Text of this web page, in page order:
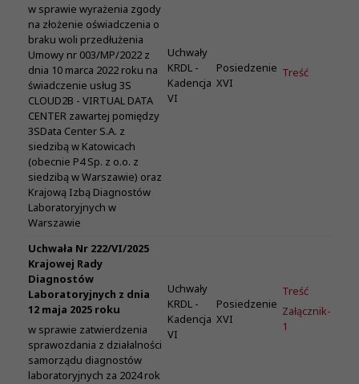
w sprawie wyrażenia zgody
na złożenie oświadczenia o
braku woli przedłużenia
Umowy nr 003/MP/2022 z
dnia 10 marca 2022 roku na
świadczenie usług 3S
CLOUD2B - VIRTUAL DATA
CENTER zawartej pomiędzy
3SData Center S.A. z
siedzibą w Katowicach
(obecnie P4 Sp. z o.o. z
siedzibą w Warszawie) oraz
Krajową Izbą Diagnostów
Laboratoryjnych w
Warszawie
Uchwały
KRDL -
Kadencja
VI
Posiedzenie
XVI
Treść
Uchwała Nr 222/VI/2025
Krajowej Rady
Diagnostów
Laboratoryjnych z dnia
12 maja 2025 roku
w sprawie zatwierdzenia
sprawozdania z działalności
samorządu diagnostów
laboratoryjnych za 2024 rok
Uchwały
KRDL -
Kadencja
VI
Posiedzenie
XVI
Treść
Załącznik-
1